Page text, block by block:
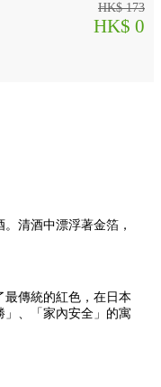
HK$ 173
HK$ 0
清酒中漂浮著金箔，
傳統的紅色，在日本
、「家內安全」的寓